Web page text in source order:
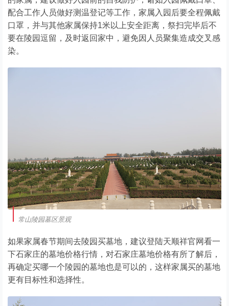
配合工作人员做好测温登记等工作，家属入园后要全程佩戴
口罩，并与其他家属保持1米以上安全距离，祭扫完毕后不
要在陵园逗留，及时返回家中，避免因人员聚集造成交叉感
染。
常山陵园墓区景观
如果家属春节期间去陵园买墓地，建议登陆天顺祥官网看一
下石家庄的墓地价格行情，对石家庄墓地价格有所了解后，
再确定买哪一个陵园的墓地也是可以的，这样家属买的墓地
更有目标性和选择性。